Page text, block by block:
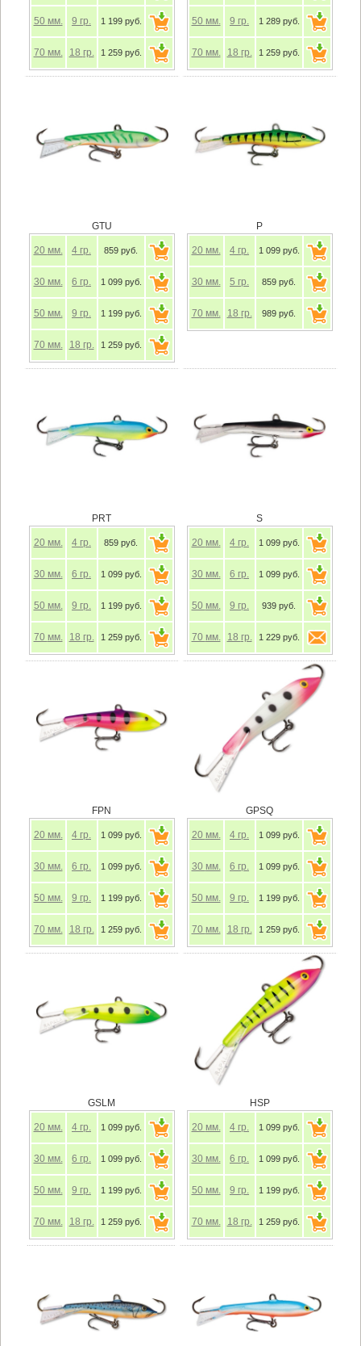
50 мм. 9 гр. 1 199 руб.
70 мм. 18 гр. 1 259 руб.
50 мм. 9 гр. 1 289 руб.
70 мм. 18 гр. 1 259 руб.
GTU
20 мм. 4 гр. 859 руб.
30 мм. 6 гр. 1 099 руб.
50 мм. 9 гр. 1 199 руб.
70 мм. 18 гр. 1 259 руб.
P
20 мм. 4 гр. 1 099 руб.
30 мм. 5 гр. 859 руб.
70 мм. 18 гр. 989 руб.
PRT
20 мм. 4 гр. 859 руб.
30 мм. 6 гр. 1 099 руб.
50 мм. 9 гр. 1 199 руб.
70 мм. 18 гр. 1 259 руб.
S
20 мм. 4 гр. 1 099 руб.
30 мм. 6 гр. 1 099 руб.
50 мм. 9 гр. 939 руб.
70 мм. 18 гр. 1 229 руб.
FPN
20 мм. 4 гр. 1 099 руб.
30 мм. 6 гр. 1 099 руб.
50 мм. 9 гр. 1 199 руб.
70 мм. 18 гр. 1 259 руб.
GPSQ
20 мм. 4 гр. 1 099 руб.
30 мм. 6 гр. 1 099 руб.
50 мм. 9 гр. 1 199 руб.
70 мм. 18 гр. 1 259 руб.
GSLM
20 мм. 4 гр. 1 099 руб.
30 мм. 6 гр. 1 099 руб.
50 мм. 9 гр. 1 199 руб.
70 мм. 18 гр. 1 259 руб.
HSP
20 мм. 4 гр. 1 099 руб.
30 мм. 6 гр. 1 099 руб.
50 мм. 9 гр. 1 199 руб.
70 мм. 18 гр. 1 259 руб.